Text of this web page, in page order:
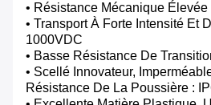
• Résistance Mécanique Élevée
• Transport À Forte Intensité Et
1000VDC
• Basse Résistance De
• Scellé Innovateur,
Résistance De La Poussière :